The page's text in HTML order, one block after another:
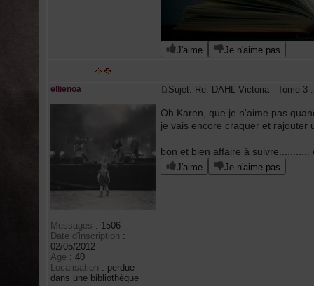
J'aime Je n'aime pas
ellienoa
Messages : 1506
Date d'inscription :
02/05/2012
Age : 40
Localisation : perdue
dans une bibliothèque
Sujet: Re: DAHL Victoria - Tome
Oh Karen, que je n'aime pas
je vais encore craquer et rajouter
bon et bien affaire à
J'aime Je n'aime pas